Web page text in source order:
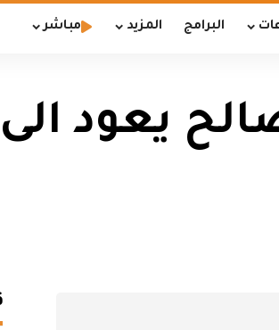
البرامج المزيد مباشر
يعود الى